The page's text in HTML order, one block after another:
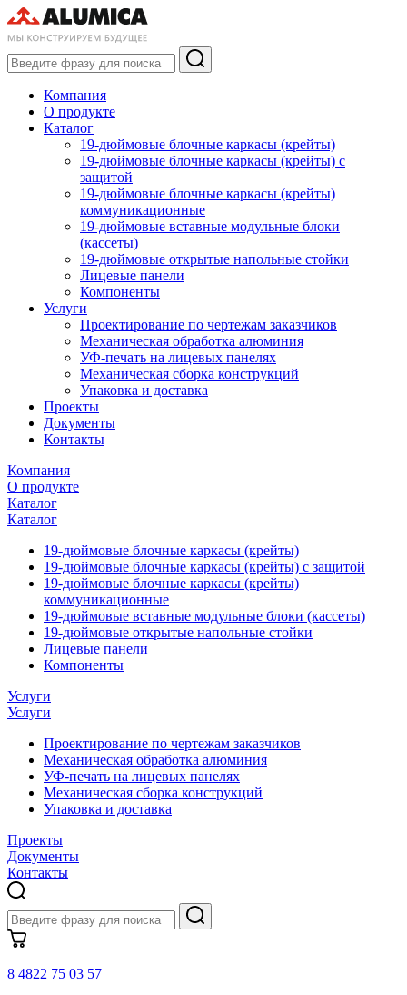
Компания
О продукте
Каталог
19-дюймовые блочные каркасы (крейты)
19-дюймовые блочные каркасы (крейты) с
защитой
19-дюймовые блочные каркасы (крейты)
коммуникационные
19-дюймовые вставные модульные блоки
(кассеты)
19-дюймовые открытые напольные стойки
Лицевые панели
Компоненты
Услуги
Проектирование по чертежам заказчиков
Механическая обработка алюминия
УФ-печать на лицевых панелях
Механическая сборка конструкций
Упаковка и доставка
Проекты
Документы
Контакты
Компания
О продукте
Каталог
Каталог
19-дюймовые блочные каркасы (крейты)
19-дюймовые блочные каркасы (крейты) с защитой
19-дюймовые блочные каркасы (крейты)
коммуникационные
19-дюймовые вставные модульные блоки (кассеты)
19-дюймовые открытые напольные стойки
Лицевые панели
Компоненты
Услуги
Услуги
Проектирование по чертежам заказчиков
Механическая обработка алюминия
УФ-печать на лицевых панелях
Механическая сборка конструкций
Упаковка и доставка
Проекты
Документы
Контакты
8 4822 75 03 57